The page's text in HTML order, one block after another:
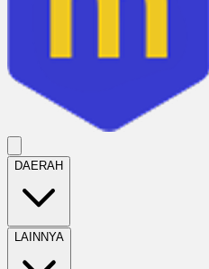
DAERAH
LAINNYA